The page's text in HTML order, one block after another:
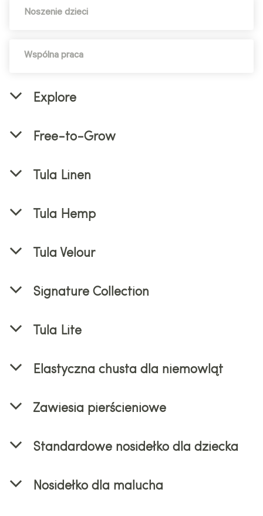
Noszenie dzieci
Wspólna praca
Explore
Free-to-Grow
Tula Linen
Tula Hemp
Tula Velour
Signature Collection
Tula Lite
Elastyczna chusta dla niemowląt
Zawiesia pierścieniowe
Standardowe nosidełko dla dziecka
Nosidełko dla malucha